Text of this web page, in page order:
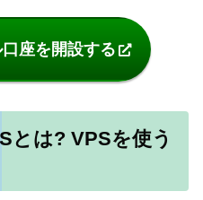
座を開設する
とは? VPSを使う